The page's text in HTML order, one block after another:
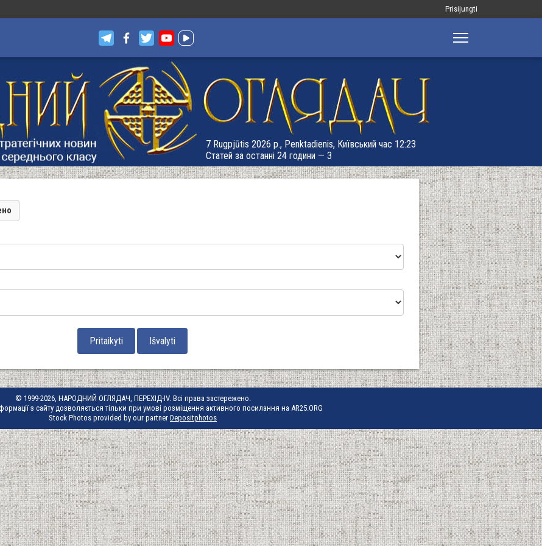
Меню
запису
Prisijungti
7 Rugpjūtis 2026 р., Penktadienis, Київський час 12:23
Статей за останні 24 години — 3
© 1999-2026, НАРОДНИЙ ОГЛЯДАЧ, ПЕРЕХІД-IV. Всі права застережено.
з сайту дозволяється тільки при умові розміщення активного посилання на AR25.ORG
Stock Photos provided by our partner Depositphotos